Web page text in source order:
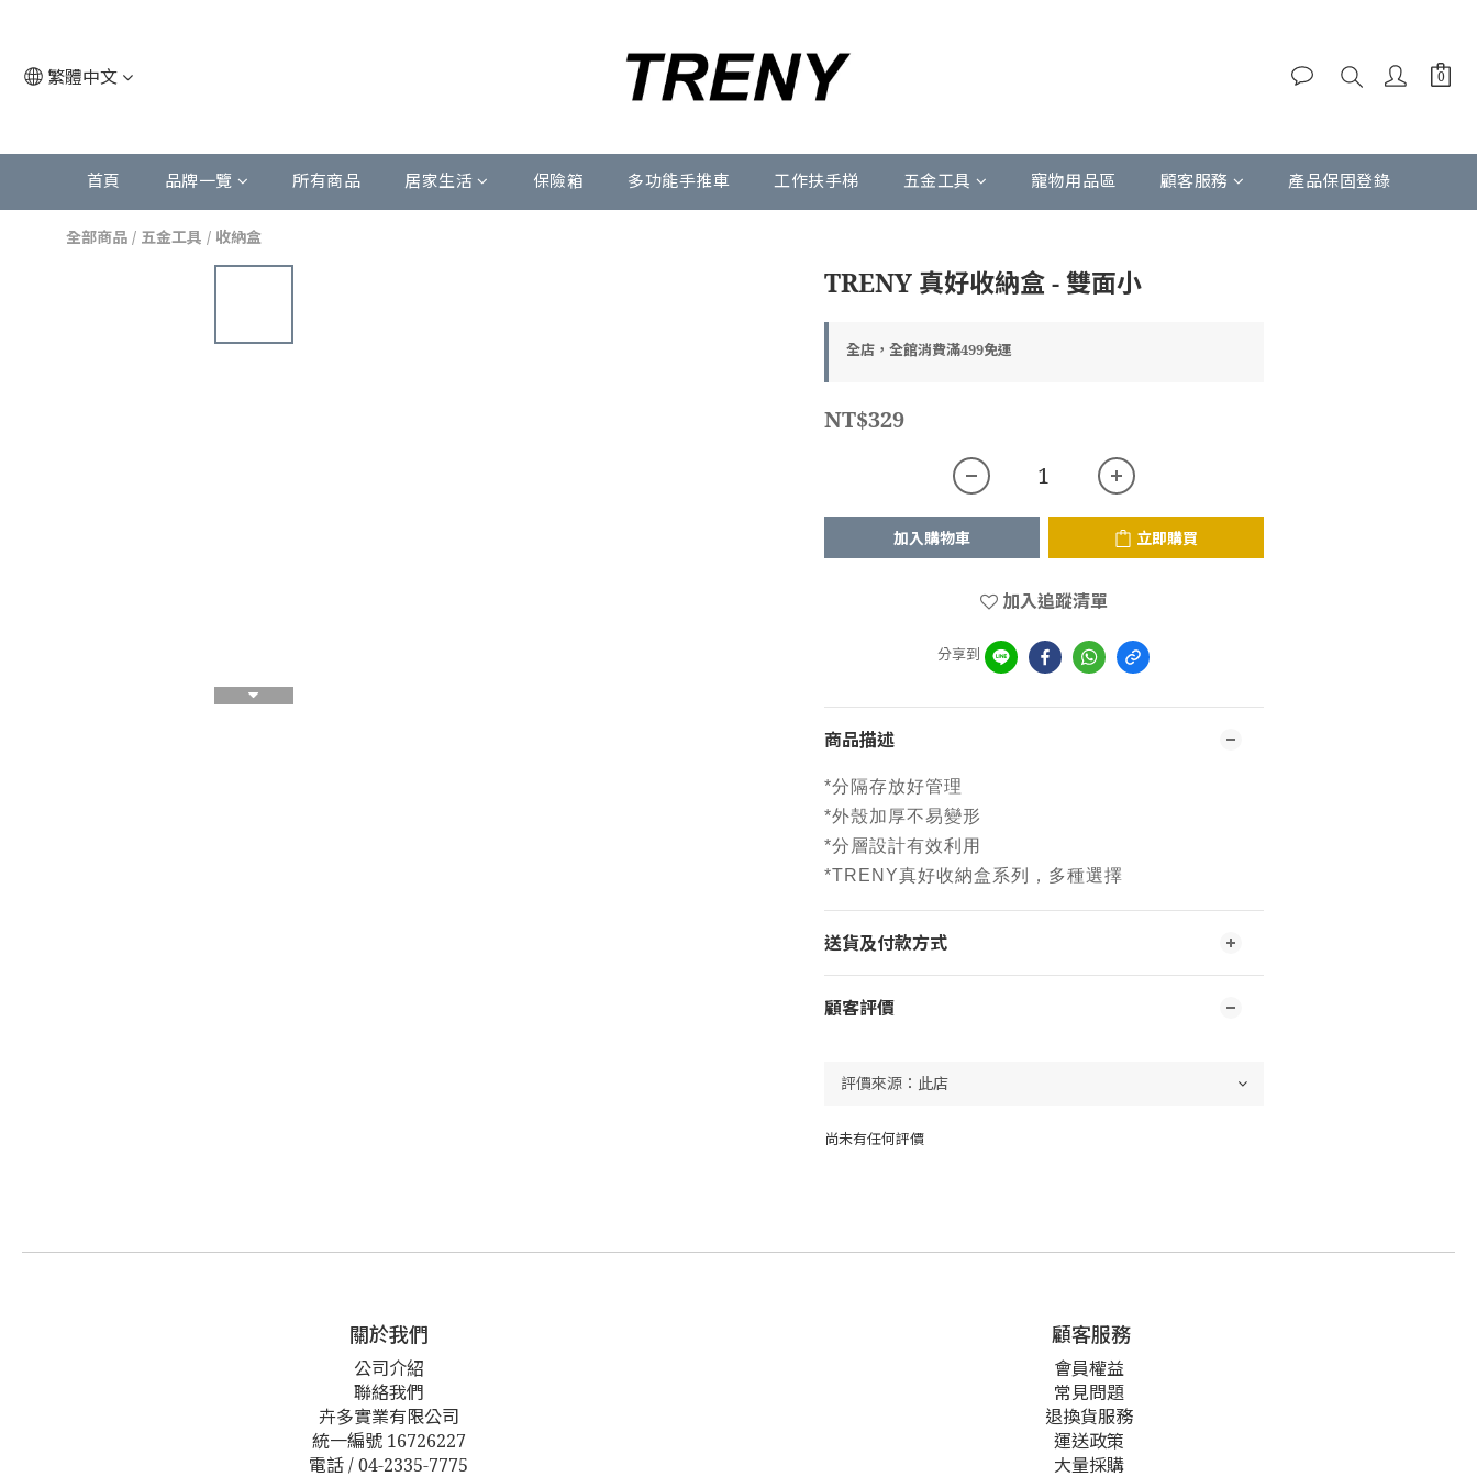
繁體中文
首頁 品牌一覽 所有商品 居家生活 保險箱 多功能手推車 工作扶手梯 五金工具 寵物用品區 顧客服務 產品保固登錄
全部商品 / 五金工具 / 收納盒
TRENY 真好收納盒 - 雙面小
全店，全館消費滿499免運
NT$329
加入購物車 立即購買
加入追蹤清單
分享到
商品描述
*分隔存放好管理
*外殼加厚不易變形
*分層設計有效利用
*TRENY真好收納盒系列，多種選擇
送貨及付款方式
顧客評價
尚未有任何評價
關於我們
公司介紹
聯絡我們
卉多實業有限公司
統一編號 16726227
電話 / 04-2335-7775
顧客服務
會員權益
常見問題
退換貨服務
運送政策
大量採購